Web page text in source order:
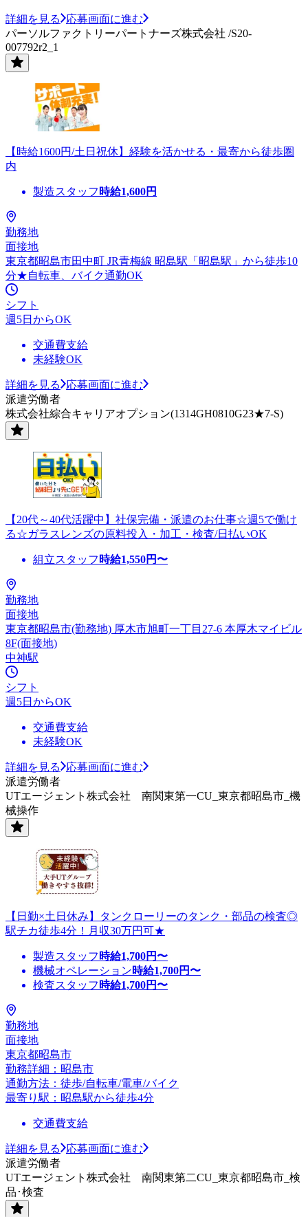
詳細を見る
応募画面に進む
パーソルファクトリーパートナーズ株式会社 /S20-
007792r2_1
【時給1600円/土日祝休】経験を活かせる・最寄から徒歩圏
内
製造スタッフ 時給1,600円
勤務地
面接地
東京都昭島市田中町 JR青梅線 昭島駅「昭島駅」から徒歩10
分★自転車、バイク通勤OK
シフト
週5日からOK
交通費支給
未経験OK
詳細を見る
応募画面に進む
派遣労働者
株式会社綜合キャリアオプション(1314GH0810G23★7-S)
【20代～40代活躍中】社保完備・派遣のお仕事☆週5で働け
る☆ガラスレンズの原料投入・加工・検査/日払いOK
組立スタッフ 時給1,550円〜
勤務地
面接地
東京都昭島市(勤務地) 厚木市旭町一丁目27-6 本厚木マイビル
8F(面接地)
中神駅
シフト
週5日からOK
交通費支給
未経験OK
詳細を見る
応募画面に進む
派遣労働者
UTエージェント株式会社 南関東第一CU_東京都昭島市_機
械操作
【日勤×土日休み】タンクローリーのタンク・部品の検査◎
駅チカ徒歩4分！月収30万円可★
製造スタッフ 時給1,700円〜
機械オペレーション時給1,700円〜
検査スタッフ 時給1,700円〜
勤務地
面接地
東京都昭島市
勤務詳細：昭島市
通勤方法：徒歩/自転車/電車/バイク
最寄り駅：昭島駅から徒歩4分
交通費支給
詳細を見る
応募画面に進む
派遣労働者
UTエージェント株式会社 南関東第二CU_東京都昭島市_検
品･検査